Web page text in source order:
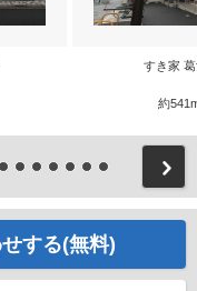
すき家
約
する(無料)